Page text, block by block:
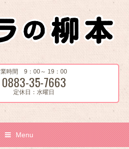
業時間 9：00～ 19：00
0883-35-7663
定休日：水曜日
Menu